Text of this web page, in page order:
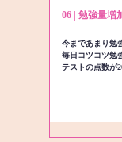
06 | 勉強量増
今まであまり勉
毎日コツコツ勉
テストの点数が